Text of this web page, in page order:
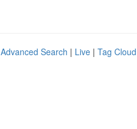
Advanced Search | Live | Tag Cloud